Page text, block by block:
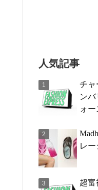
人気記事
チャ
ン
ォ
レ
超